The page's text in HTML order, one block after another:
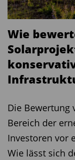
Wie
Die
Bereich der
Investoren vor
Wie lässt sich